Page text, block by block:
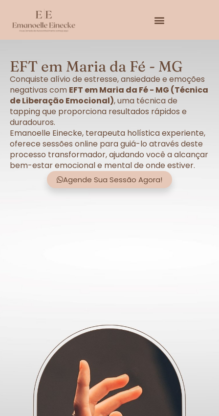
EFT em Maria da Fé - MG
Conquiste alívio de estresse, ansiedade e emoções
negativas com EFT em Maria da Fé - MG (Técnica
de Liberação Emocional), uma técnica de
tapping que proporciona resultados rápidos e
duradouros.
Emanoelle Einecke, terapeuta holística experiente,
oferece sessões online para guiá-lo através deste
processo transformador, ajudando você a alcançar
bem-estar emocional e mental de onde estiver.
Agende Sua Sessão Agora!